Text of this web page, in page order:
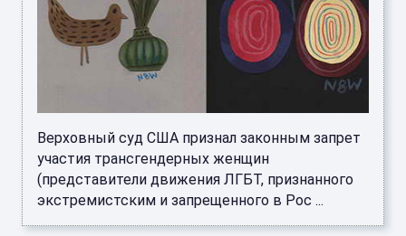
Верховный суд США признал законным запрет
участия трансгендерных женщин
(представители движения ЛГБТ, признанного
экстремистским и запрещенного в Рос ...